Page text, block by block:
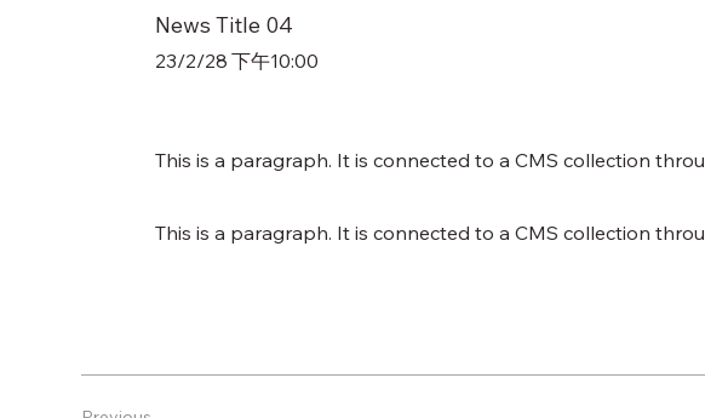
News Title 04
23/2/28 下午10:00
This is a paragraph. It is connected to a CMS collection
This is a paragraph. It is connected to a CMS collection